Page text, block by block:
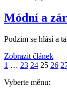
Módní a
Podzim se hlásí a
Zobrazit článek
1 … 23 24 25 26
Vyberte měnu: